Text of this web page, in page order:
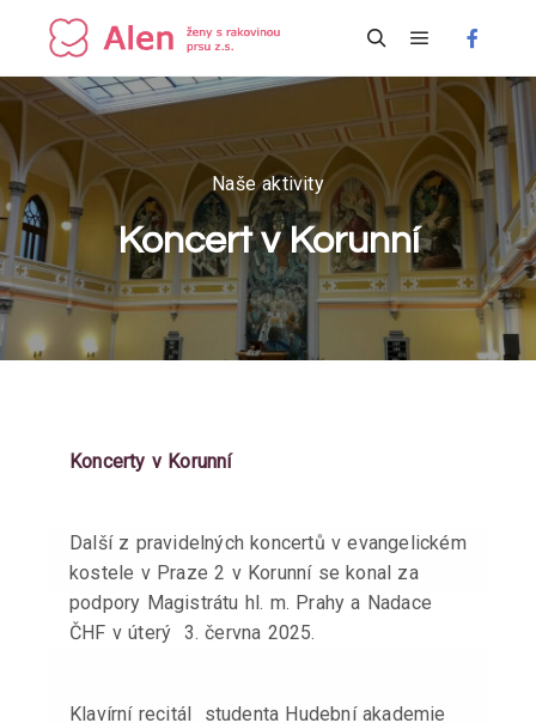
Naše aktivity
Koncert v Korunní
Koncerty v Korunní
Další z pravidelných koncertů v evangelickém
kostele v Praze 2 v Korunní se konal za
podpory Magistrátu hl. m. Prahy a Nadace
ČHF v úterý 3. června 2025.
Klavírní recitál studenta Hudební akademie